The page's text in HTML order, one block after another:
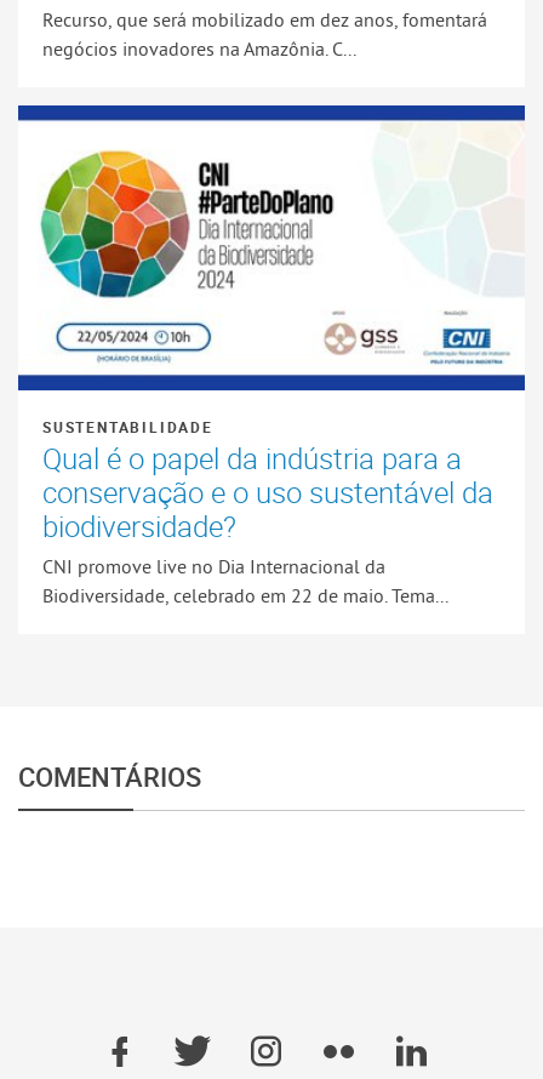
Recurso, que será mobilizado em dez anos, fomentará
negócios inovadores na Amazônia. C...
SUSTENTABILIDADE
Qual é o papel da indústria para a
conservação e o uso sustentável da
biodiversidade?
CNI promove live no Dia Internacional da
Biodiversidade, celebrado em 22 de maio. Tema...
COMENTÁRIOS